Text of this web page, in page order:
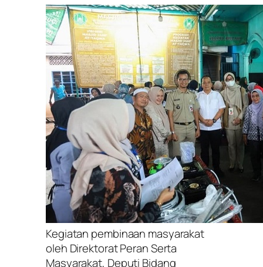
Kegiatan pembinaan masyarakat
oleh Direktorat Peran Serta
Masyarakat, Deputi Bidang